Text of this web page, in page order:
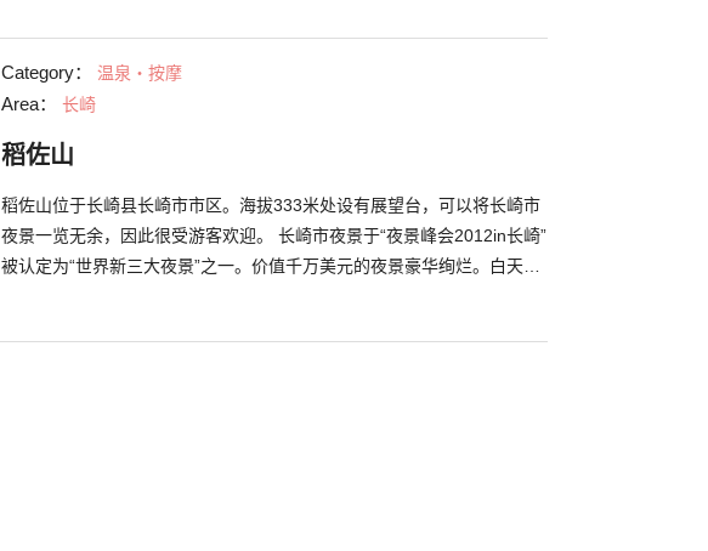
建，使其能以近似于昔日的面貌出现在世人面前。但这里仍原封保存有被
炸倒的钟楼和被热风熔化一半的石像等，向前来此地的人们诉说着战争之
悲惨。 天主堂附近还建有“如己堂”，这是浦上的信徒和附近的人们为纪念
依旧呼吁倡导和平。
Category： 温泉・按摩
Area： 长崎
稻佐山
稻佐山位于长崎县长崎市市区。海拔333米处设有展望台，可以将长崎市
夜景一览无余，因此很受游客欢迎。 长崎市夜景于“夜景峰会2012in长崎”
被认定为“世界新三大夜景”之一。价值千万美元的夜景豪华绚烂。白天则